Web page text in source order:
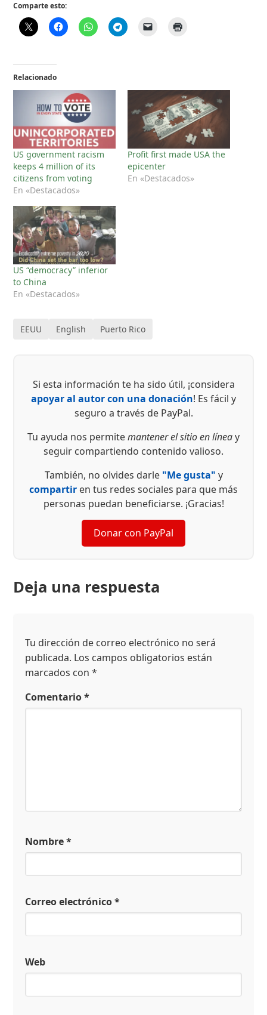
Comparte esto:
Relacionado
US government racism
keeps 4 million of its
citizens from voting
En «Destacados»
Profit first made USA the
epicenter
En «Destacados»
US “democracy” inferior
to China
En «Destacados»
EEUU English Puerto Rico
Si esta información te ha sido útil, ¡considera
apoyar al autor con una donación! Es fácil y
seguro a través de PayPal.
Tu ayuda nos permitemantener el sitio en líneay
seguir compartiendo contenido valioso.
También, no olvides darle "Me gusta" y
compartir en tus redes sociales para que más
personas puedan beneficiarse. ¡Gracias!
Donar con PayPal
Deja una respuesta
Tu dirección de correo electrónico no será
publicada. Los campos obligatorios están
marcados con*
Comentario*
Nombre*
Correo electrónico*
Web